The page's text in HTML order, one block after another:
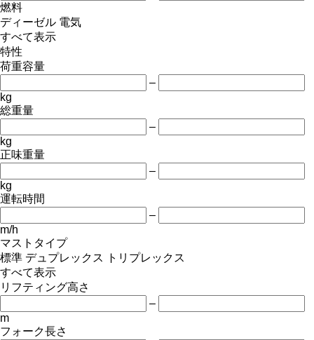
燃料
ディーゼル 電気
すべて表示
特性
荷重容量
–
kg
総重量
–
kg
正味重量
–
kg
運転時間
–
m/h
マストタイプ
標準 デュプレックス
トリプレックス
すべて表示
リフティング高さ
–
m
フォーク長さ